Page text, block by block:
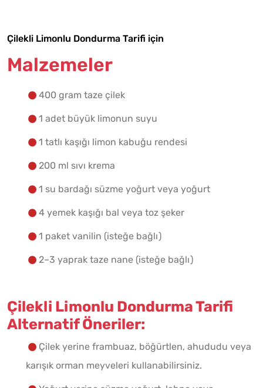
Çilekli Limonlu Dondurma Tarifi için
Malzemeler
400 gram taze çilek
1 adet büyük limonun suyu
1 tatlı kaşığı limon kabuğu rendesi
200 ml sıvı krema
1 su bardağı süzme yoğurt veya yoğurt
4 yemek kaşığı bal veya toz şeker
1 paket vanilin (isteğe bağlı)
2–3 yaprak taze nane (isteğe bağlı)
Çilekli Limonlu Dondurma Tarifi
Alternatif Öneriler:
Çilek yerine frambuaz, böğürtlen, ahududu veya
karışık orman meyveleri kullanabilirsiniz.